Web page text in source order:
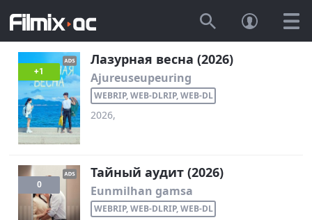
+1
Лазурная весна (2026)
Ajureuseupeuring
WEBRIP, WEB-DLRIP, WEB-DL
2026,
0
Тайный аудит (2026)
Eunmilhan gamsa
WEBRIP, WEB-DLRIP, WEB-DL